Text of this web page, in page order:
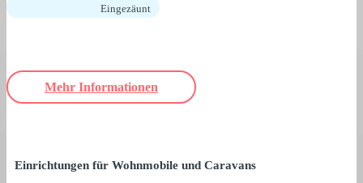
Eingezäunt
Mehr Informationen
Einrichtungen für Wohnmobile und Caravans